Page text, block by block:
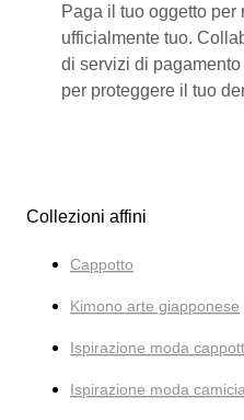
Paga il tuo oggetto per
ufficialmente tuo.
di servizi di
per proteggere il tuo
Collezioni affini
Cappotto
Kimono arte giapponese
Ispirazione moda
Ispirazione moda camicia